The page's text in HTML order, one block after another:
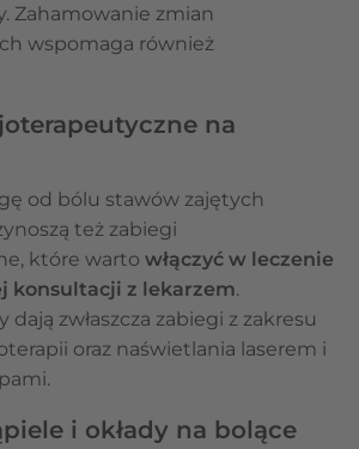
Zahamowanie zmian
wspomaga również
na
od bólu stawów zajętych
też zabiegi
które warto włączyć w leczenie
konsultacji z lekarzem.
dają zwłaszcza zabiegi z zakresu
oraz naświetlania laserem i
i okłady na bolące